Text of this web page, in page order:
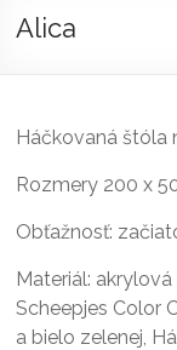
háčkovanie
pletenie
Alica
Háčkovaná štóla
Rozmery 200 x
Obťažnosť:
Materiál:
Scheepjes Color
a bielo zelenej,